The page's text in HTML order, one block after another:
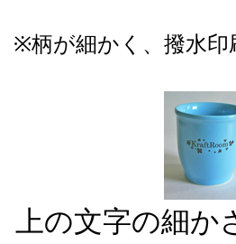
※柄が細かく、撥水印
上の文字の細か